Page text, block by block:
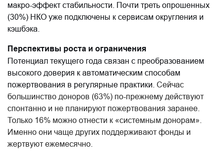
макро-эффект стабильности. Почти треть опрошенных
(30%) НКО уже подключены к сервисам округления и
кэшбэка.
Перспективы роста и ограничения
Потенциал текущего года связан с преобразованием
высокого доверия к автоматическим способам
пожертвования в регулярные практики. Сейчас
большинство доноров (63%) по-прежнему действуют
спонтанно и не планируют пожертвования заранее.
Только 16% можно отнести к «системным донорам».
Именно они чаще других поддерживают фонды и
жертвуют ежемесячно.